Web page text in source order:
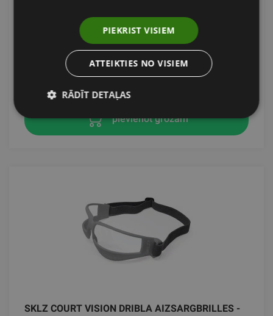
LIGHTWEIGHT CONTROL BASKETBALL
€
pievienot grozam
SKLZ COURT VISION DRIBLA AIZSARGBRILLES -
PIEKRIST VISIEM
ATTEIKTIES NO VISIEM
RĀDĪT DETAĻAS